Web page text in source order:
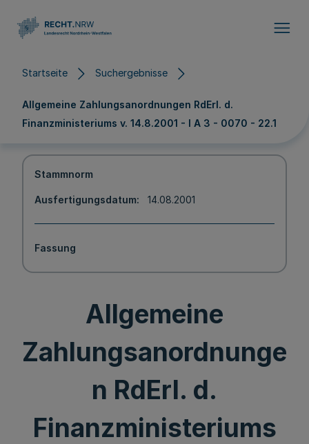
Startseite Suchergebnisse
Allgemeine Zahlungsanordnungen RdErl. d.
Finanzministeriums v. 14.8.2001 - I A 3 - 0070 - 22.1
Stammnorm
Ausfertigungsdatum 14.08.2001
Fassung
Allgemeine
Zahlungsanordnunge
n RdErl. d.
Finanzministeriums